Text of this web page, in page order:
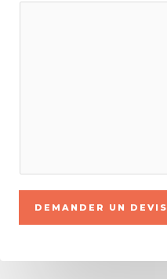
DEMANDER UN DEVIS